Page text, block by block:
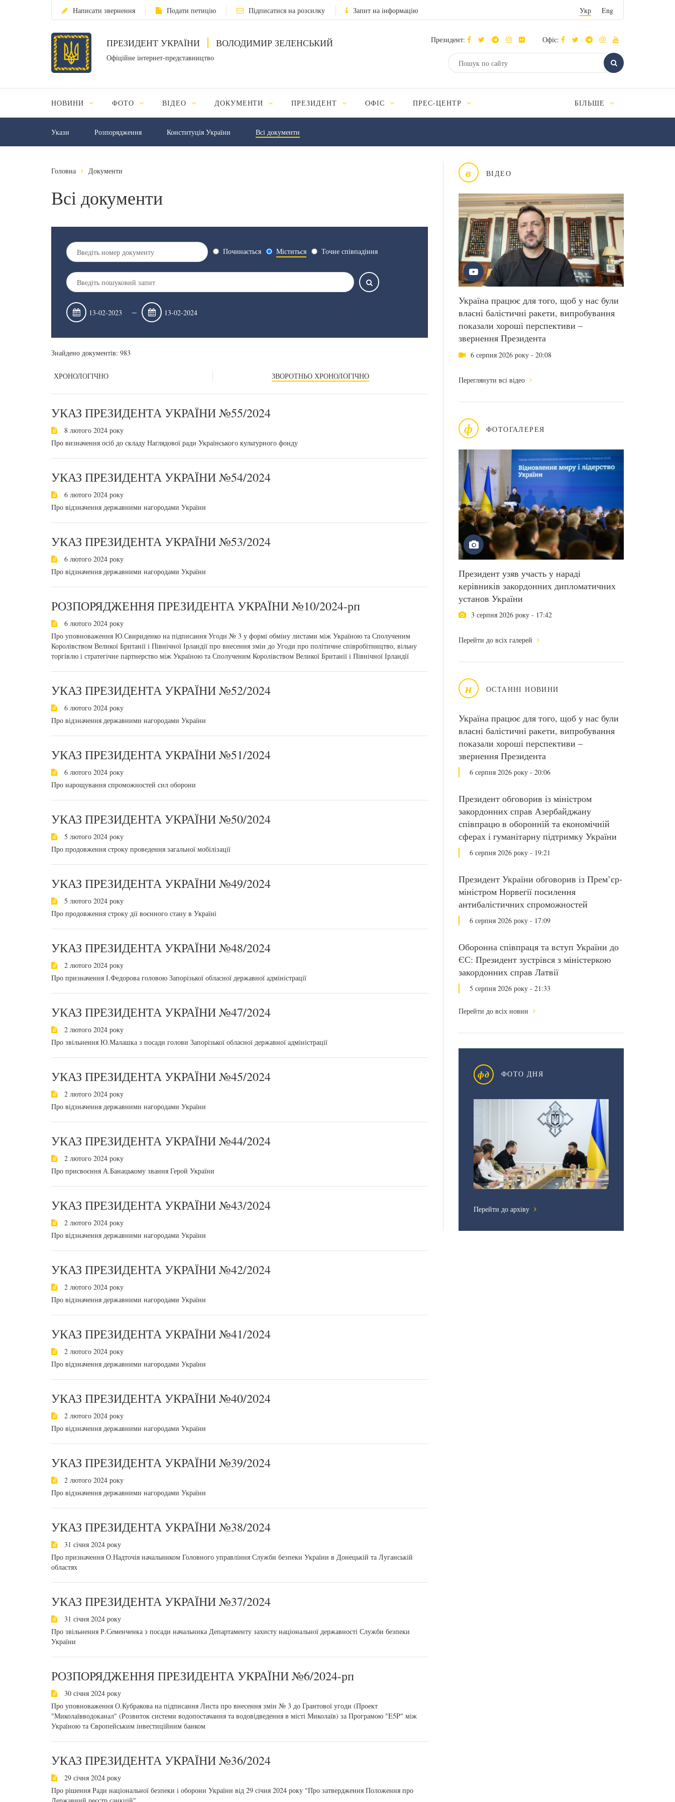
Написати звернення Подати петицію Підписатися на розсилку Запит на інформацію Укр Eng
ПРЕЗИДЕНТ УКРАЇНИ ВОЛОДИМИР ЗЕЛЕНСЬКИЙ
Офіційне інтернет-представництво
Президент: Офіс:
НОВИНИ ФОТО ВІДЕО ДОКУМЕНТИ ПРЕЗИДЕНТ ОФІС ПРЕС-ЦЕНТР БІЛЬШЕ
Укази Розпорядження Конституція України Всі документи
в ВІДЕО
Україна працює для того, щоб у нас були
власні балістичні ракети, випробування
показали хороші перспективи –
звернення Президента
6 серпня 2026 року - 20:08
Переглянути всі відео
ф ФОТОГАЛЕРЕЯ
Президент узяв участь у нараді
керівників закордонних дипломатичних
установ України
3 серпня 2026 року - 17:42
Перейти до всіх галерей
н ОСТАННІ НОВИНИ
Україна працює для того, щоб у нас були
власні балістичні ракети, випробування
показали хороші перспективи –
звернення Президента
6 серпня 2026 року - 20:06
Президент обговорив із міністром
закордонних справ Азербайджану
співпрацю в оборонній та економічній
сферах і гуманітарну підтримку України
6 серпня 2026 року - 19:21
Президент України обговорив із Прем’єр-
міністром Норвегії посилення
антибалістичних спроможностей
6 серпня 2026 року - 17:09
Оборонна співпраця та вступ України до
ЄС: Президент зустрівся з міністеркою
закордонних справ Латвії
5 серпня 2026 року - 21:33
Перейти до всіх новин
фд ФОТО ДНЯ
Перейти до архіву
Головна Документи
Всі документи
Починається Міститься Точне співпадіння
–
Знайдено документів: 983
ХРОНОЛОГІЧНО ЗВОРОТНЬО ХРОНОЛОГІЧНО
УКАЗ ПРЕЗИДЕНТА УКРАЇНИ №55/2024
8 лютого 2024 року
Про визначення осіб до складу Наглядової ради Українського культурного фонду
УКАЗ ПРЕЗИДЕНТА УКРАЇНИ №54/2024
6 лютого 2024 року
Про відзначення державними нагородами України
УКАЗ ПРЕЗИДЕНТА УКРАЇНИ №53/2024
6 лютого 2024 року
Про відзначення державними нагородами України
РОЗПОРЯДЖЕННЯ ПРЕЗИДЕНТА УКРАЇНИ №10/2024-рп
6 лютого 2024 року
Про уповноваження Ю.Свириденко на підписання Угоди № 3 у формі обміну листами між Україною та Сполученим
Королівством Великої Британії і Північної Ірландії про внесення змін до Угоди про політичне співробітництво, вільну
торгівлю і стратегічне партнерство між Україною та Сполученим Королівством Великої Британії і Північної Ірландії
УКАЗ ПРЕЗИДЕНТА УКРАЇНИ №52/2024
6 лютого 2024 року
Про відзначення державними нагородами України
УКАЗ ПРЕЗИДЕНТА УКРАЇНИ №51/2024
6 лютого 2024 року
Про нарощування спроможностей сил оборони
УКАЗ ПРЕЗИДЕНТА УКРАЇНИ №50/2024
5 лютого 2024 року
Про продовження строку проведення загальної мобілізації
УКАЗ ПРЕЗИДЕНТА УКРАЇНИ №49/2024
5 лютого 2024 року
Про продовження строку дії воєнного стану в Україні
УКАЗ ПРЕЗИДЕНТА УКРАЇНИ №48/2024
2 лютого 2024 року
Про призначення І.Федорова головою Запорізької обласної державної адміністрації
УКАЗ ПРЕЗИДЕНТА УКРАЇНИ №47/2024
2 лютого 2024 року
Про звільнення Ю.Малашка з посади голови Запорізької обласної державної адміністрації
УКАЗ ПРЕЗИДЕНТА УКРАЇНИ №45/2024
2 лютого 2024 року
Про відзначення державними нагородами України
УКАЗ ПРЕЗИДЕНТА УКРАЇНИ №44/2024
2 лютого 2024 року
Про присвоєння А.Банацькому звання Герой України
УКАЗ ПРЕЗИДЕНТА УКРАЇНИ №43/2024
2 лютого 2024 року
Про відзначення державними нагородами України
УКАЗ ПРЕЗИДЕНТА УКРАЇНИ №42/2024
2 лютого 2024 року
Про відзначення державними нагородами України
УКАЗ ПРЕЗИДЕНТА УКРАЇНИ №41/2024
2 лютого 2024 року
Про відзначення державними нагородами України
УКАЗ ПРЕЗИДЕНТА УКРАЇНИ №40/2024
2 лютого 2024 року
Про відзначення державними нагородами України
УКАЗ ПРЕЗИДЕНТА УКРАЇНИ №39/2024
2 лютого 2024 року
Про відзначення державними нагородами України
УКАЗ ПРЕЗИДЕНТА УКРАЇНИ №38/2024
31 січня 2024 року
Про призначення О.Надточія начальником Головного управління Служби безпеки України в Донецькій та Луганській
областях
УКАЗ ПРЕЗИДЕНТА УКРАЇНИ №37/2024
31 січня 2024 року
Про звільнення Р.Семенченка з посади начальника Департаменту захисту національної державності Служби безпеки
України
РОЗПОРЯДЖЕННЯ ПРЕЗИДЕНТА УКРАЇНИ №6/2024-рп
30 січня 2024 року
Про уповноваження О.Кубракова на підписання Листа про внесення змін № 3 до Грантової угоди (Проект
"Миколаївводоканал" (Розвиток системи водопостачання та водовідведення в місті Миколаїв) за Програмою "E5P" між
Україною та Європейським інвестиційним банком
УКАЗ ПРЕЗИДЕНТА УКРАЇНИ №36/2024
29 січня 2024 року
Про рішення Ради національної безпеки і оборони України від 29 січня 2024 року "Про затвердження Положення про